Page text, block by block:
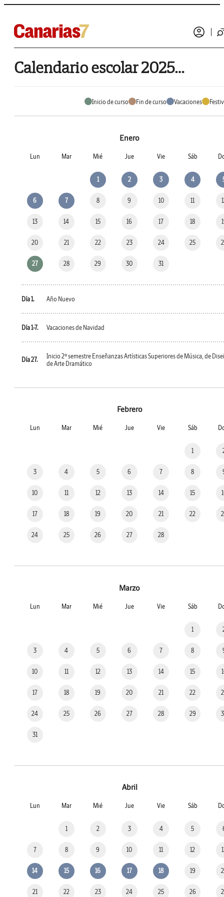
Calendario escolar 2025 de Vallehermoso
Inicio de curso Fin de curso Vacaciones
Enero
Lun Mar Mié Jue Vie Sáb
1 2 3 4
6 7 8 9 10 11
13 14 15 16 17 18
20 21 22 23 24 25
27 28 29 30 31
Día 1. Año Nuevo
Día 1-7. Vacaciones de Navidad
Día 27.
Inicio 2º semestre Enseñanzas Artísticas Superiores de Música, de
de Arte Dramático
Febrero
Lun Mar Mié Jue Vie Sáb
1
3 4 5 6 7 8
10 11 12 13 14 15
17 18 19 20 21 22
24 25 26 27 28
Marzo
Lun Mar Mié Jue Vie Sáb
1
3 4 5 6 7 8
10 11 12 13 14 15
17 18 19 20 21 22
24 25 26 27 28 29
31
Abril
Lun Mar Mié Jue Vie Sáb
1 2 3 4 5
7 8 9 10 11 12
14 15 16 17 18 19
21 22 23 24 25 26